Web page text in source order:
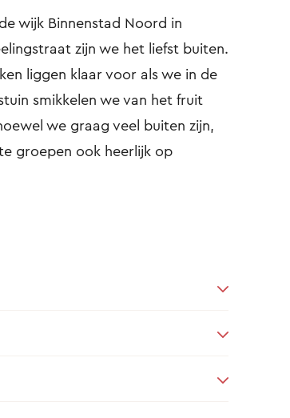
wijk Binnenstad Noord in
zijn we het liefst buiten.
liggen klaar voor als we in de
smikkelen we van het fruit
we graag veel buiten zijn,
groepen ook heerlijk op